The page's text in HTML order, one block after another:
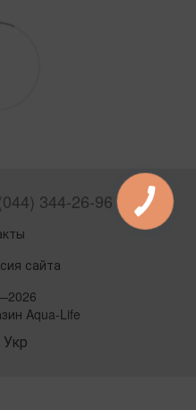
(044) 344-26-96
сайта
Aqua-Life
Укр